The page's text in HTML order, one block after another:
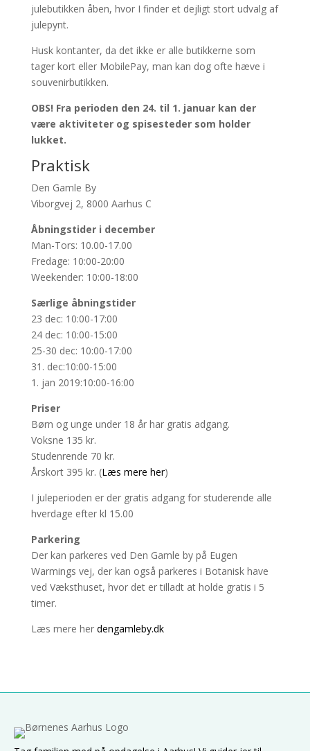
julebutikken åben, hvor I finder et dejligt stort udvalg af
julepynt.
Husk kontanter, da det ikke er alle butikkerne som
tager kort eller MobilePay, man kan dog ofte hæve i
souvenirbutikken.
OBS! Fra perioden den 24. til 1. januar kan der
være aktiviteter og spisesteder som holder
lukket.
Praktisk
Den Gamle By
Viborgvej 2, 8000 Aarhus C
Åbningstider i december
Man-Tors: 10.00-17.00
Fredage: 10:00-20:00
Weekender: 10:00-18:00
Særlige åbningstider
23 dec: 10:00-17:00
24 dec: 10:00-15:00
25-30 dec: 10:00-17:00
31. dec:10:00-15:00
1. jan 2019:10:00-16:00
Priser
Børn og unge under 18 år har gratis adgang.
Voksne 135 kr.
Studenrende 70 kr.
Årskort 395 kr. (Læs mere her)
I juleperioden er der gratis adgang for studerende alle
hverdage efter kl 15.00
Parkering
Der kan parkeres ved Den Gamle by på Eugen
Warmings vej, der kan også parkeres i Botanisk have
ved Væksthuset, hvor det er tilladt at holde gratis i 5
timer.
Læs mere her dengamleby.dk